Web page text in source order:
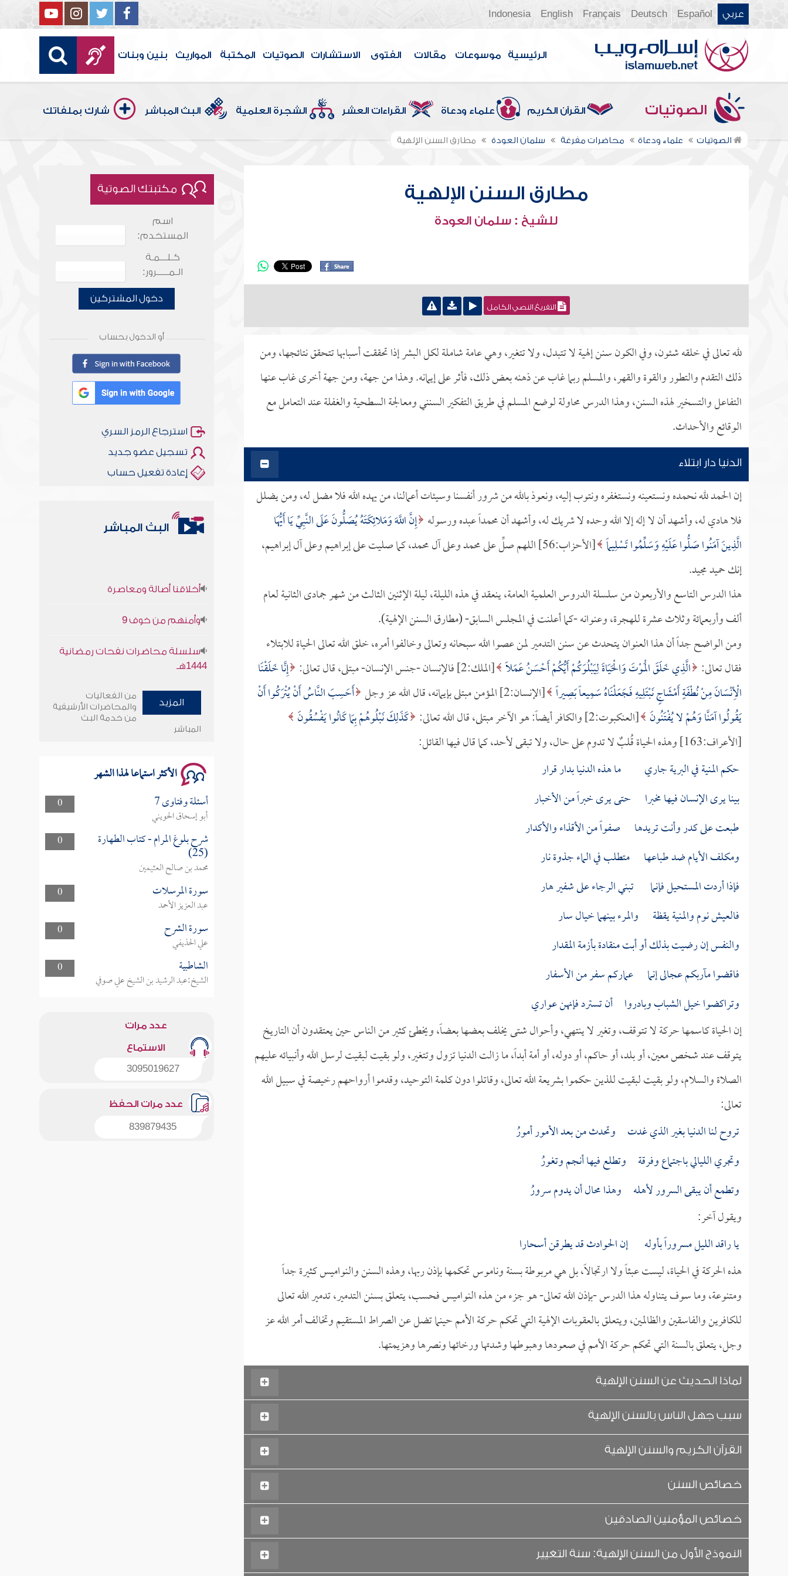
عربي Español
Deutsch
Français
English
Indonesia
الرئيسية موسوعات مقالات الفتوى الاستشارات الصوتيات المكتبة المواريث بنين وبنات
الصوتيات القرآن الكريم علماء ودعاة القراءات العشر الشجرة العلمية البث المباشر شارك بملفاتك
الصوتيات علماء ودعاة محاضرات مفرغة سلمان العودة مطارق السنن الإلهية
مطارق السنن الإلهية
للشيخ : سلمان العودة
التفريغ النصي الكامل
لله تعالى في خلقه شئون، وفي الكون سنن إلهية لا تتبدل، ولا تتغير، وهي عامة شاملة لكل البشر إذا تحققت أسبابها تتحقق نتائجها، ومن
ذلك التقدم والتطور والقوة والقهر، والمسلم ربما غاب عن ذهنه بعض ذلك، فأثر على إيمانه. وهذا من جهة، ومن جهة أخرى غاب عنها
التفاعل والتسخير لهذه السنن، وهذا الدرس محاولة لوضع المسلم في طريق التفكير السنني ومعالجة السطحية والغفلة عند التعامل مع
الوقائع والأحداث.
الدنيا دار ابتلاء
إن الحمد لله نحمده ونستعينه ونستغفره ونتوب إليه، ونعوذ بالله من شرور أنفسنا وسيئات أعمالنا، من يهده الله فلا مضل له، ومن يضلل
فلا هادي له، وأشهد أن لا إله إلا الله وحده لا شريك له، وأشهد أن محمداً عبده ورسوله إِنَّ اللَّهَ وَمَلائِكَتَهُ يُصَلُّونَ عَلَى النَّبِيِّ يَا أَيُّهَا
الَّذِينَ آمَنُوا صَلُّوا عَلَيْهِ وَسَلِّمُوا تَسْلِيماً
[الأحزاب:56] اللهم صلِّ على محمد وعلى آل محمد، كما صليت على إبراهيم وعلى آل إبراهيم،
إنك حميد مجيد.
هذا الدرس التاسع والأربعون من سلسلة الدروس العلمية العامة، ينعقد في هذه الليلة، ليلة الإثنين الثالث من شهر جمادى الثانية لعام
ألف وأربعمائة وثلاث عشرة للهجرة، وعنوانه -كما أعلنت في المجلس السابق- (مطارق السنن الإلهية).
ومن الواضح جداً أن هذا العنوان يتحدث عن سنن التدمير لمن عصوا الله سبحانه وتعالى وخالفوا أمره، خلق الله تعالى الحياة للابتلاء
فقال تعالى: الَّذِي خَلَقَ الْمَوْتَ وَالْحَيَاةَ لِيَبْلُوَكُمْ أَيُّكُمْ أَحْسَنُ عَمَلاً [الملك:2] فالإنسان -جنس الإنسان- مبتلى، قال تعالى:
إِنَّا خَلَقْنَا
الْأِنْسَانَ مِنْ نُطْفَةٍ أَمْشَاجٍ نَبْتَلِيهِ فَجَعَلْنَاهُ سَمِيعاً بَصِيراً [الإنسان:2] المؤمن مبتلى بإيمانه، قال الله عز وجل
أَحَسِبَ النَّاسُ أَنْ يُتْرَكُوا أَنْ
يَقُولُوا آمَنَّا وَهُمْ لا يُفْتَنُونَ [العنكبوت:2] والكافر أيضاً: هو الآخر مبتلى، قال الله تعالى:
كَذَلِكَ نَبْلُوهُمْ بِمَا كَانُوا يَفْسُقُونَ
[الأعراف:163] وهذه الحياة قُلبٌ لا تدوم على حال، ولا تبقى لأحد، كما قال فيها القائل:
حكم المنية في البرية جاري ما هذه الدنيا بدار قرار
بينا يرى الإنسان فيها مخبرا حتى يرى خبراً من الأخبار
طبعت على كدر وأنت تريدها صفواً من الأقذاء والأكدار
ومكلف الأيام ضد طباعها متطلب في الماء جذوة نار
فإذا أردت المستحيل فإنما تبني الرجاء على شفير هار
فالعيش نوم والمنية يقظة والمرء بينهما خيال سار
والنفس إن رضيت بذلك أو أبت منقادة بأزمة المقدار
فاقضوا مآربكم عجالى إنما عماركم سفر من الأسفار
وتراكضوا خيل الشباب وبادروا أن تسترد فإنهن عواري
إن الحياة كاسمها حركة لا تتوقف، وتغير لا ينتهي، وأحوال شتى يخلف بعضها بعضاً، ويخطئ كثير من الناس حين يعتقدون أن التاريخ
يتوقف عند شخص معين، أو بلد، أو حاكم، أو دوله، أو أمة أبداً، ما زالت الدنيا تزول وتتغير، ولو بقيت لبقيت لرسل الله وأنبيائه عليهم
الصلاة والسلام، ولو بقيت لبقيت للذين حكموا بشريعة الله تعالى، وقاتلوا دون كلمة التوحيد، وقدموا أرواحهم رخيصة في سبيل الله
تعالى:
تروح لنا الدنيا بغير الذي غدت وتحدث من بعد الأمور أمورُ
وتجري الليالي باجتماع وفرقة وتطلع فيها أنجم وتغورُ
وتطمع أن يبقى السرور لأهله وهذا محال أن يدوم سرورُ
ويقول آخر:
يا راقد الليل مسروراً بأوله إن الحوادث قد يطرقن أسحارا
هذه الحركة في الحياة، ليست عبثاً ولا ارتجالاً، بل هي مربوطة بسنة وناموس تحكمها بإذن ربها، وهذه السنن والنواميس كثيرة جداً
ومتنوعة، وما سوف يتناوله هذا الدرس -بإذن الله تعالى- هو جزء من هذه النواميس فحسب، يتعلق بسنن التدمير، تدمير الله تعالى
للكافرين والفاسقين والظالمين، ويتعلق بالعقوبات الإلهية التي تحكم حركة الأمم حينما تضل عن الصراط المستقيم وتخالف أمر الله عز
وجل، يتعلق بالسنة التي تحكم حركة الأمم في صعودها وهبوطها وشدتها ورخائها ونصرها وهزيمتها.
لماذا الحديث عن السنن الإلهية
سبب جهل الناس بالسنن الإلهية
القرآن الكريم والسنن الإلهية
خصائص السنن
خصائص المؤمنين الصادقين
النموذج الأول من السنن الإلهية: سنة التغيير
مكتبتك الصوتية
اسم
المستخدم:
كـلـــمـة
الـمـــــرور:
دخول المشتركين
أو الدخول بحساب
استرجاع الرمز السري
تسجيل عضو جديد
إعادة تفعيل حساب
البث المباشر
1444هـ
أخلاقنا أصالة ومعاصرة
وأمنهم من خوف 9
1444هـ
المزيد
من الفعاليات
والمحاضرات الأرشيفية
من خدمة البث
المباشر
الأكثر استماعا لهذا الشهر
0 أسئلة وفتاوى 7
أبو إسحاق الحويني
0
شرح بلوغ المرام - كتاب الطهارة
(25)
محمد بن صالح العثيمين
0
سورة المرسلات
عبد العزيز الأحمد
0
سورة الشرح
علي الحذيفي
0
الشاطبية
الشيخ:عبد الرشيد بن الشيخ علي صوفي
عدد مرات
الاستماع
3095019627
عدد مرات الحفظ
839879435